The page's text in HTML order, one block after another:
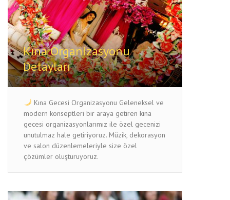
Kına Organizasyonu
Detayları
Kına Gecesi Organizasyonu Geleneksel ve
modern konseptleri bir araya getiren kına
gecesi organizasyonlarımız ile özel gecenizi
unutulmaz hale getiriyoruz. Müzik, dekorasyon
ve salon düzenlemeleriyle size özel
çözümler oluşturuyoruz.